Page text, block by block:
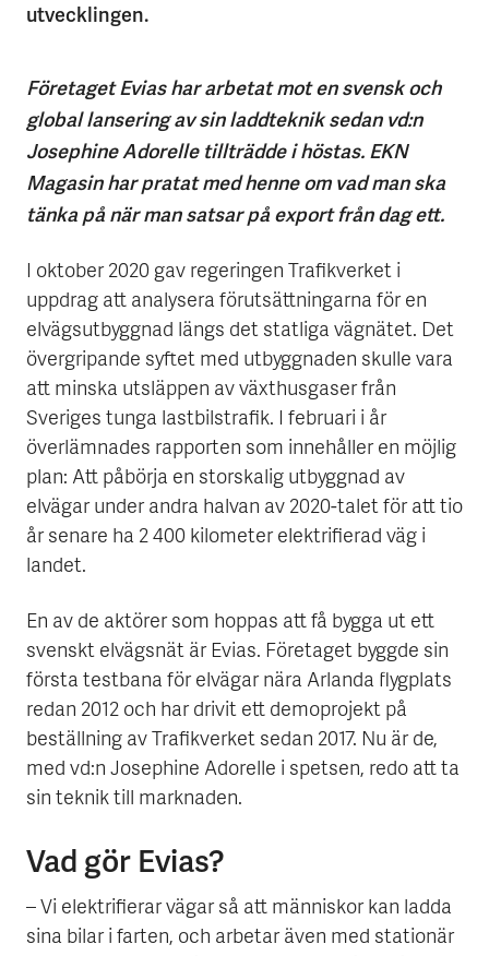
utvecklingen.
Företaget Evias har arbetat mot en svensk och
global lansering av sin laddteknik sedan vd:n
Josephine Adorelle tillträdde i höstas. EKN
Magasin har pratat med henne om vad man ska
tänka på när man satsar på export från dag ett.
I oktober 2020 gav regeringen Trafikverket i
uppdrag att analysera förutsättningarna för en
elvägsutbyggnad längs det statliga vägnätet. Det
övergripande syftet med utbyggnaden skulle vara
att minska utsläppen av växthusgaser från
Sveriges tunga lastbilstrafik. I februari i år
överlämnades rapporten som innehåller en möjlig
plan: Att påbörja en storskalig utbyggnad av
elvägar under andra halvan av 2020-talet för att tio
år senare ha 2 400 kilometer elektrifierad väg i
landet.
En av de aktörer som hoppas att få bygga ut ett
svenskt elvägsnät är Evias. Företaget byggde sin
första testbana för elvägar nära Arlanda flygplats
redan 2012 och har drivit ett demoprojekt på
beställning av Trafikverket sedan 2017. Nu är de,
med vd:n Josephine Adorelle i spetsen, redo att ta
sin teknik till marknaden.
Vad gör Evias?
– Vi elektrifierar vägar så att människor kan ladda
sina bilar i farten, och arbetar även med stationär